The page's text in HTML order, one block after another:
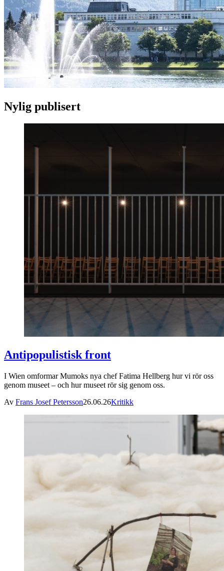
Nylig publisert
Antipopulistisk front
I Wien omformar Mumoks nya chef Fatima Hellberg hur vi rör oss
genom museet – och hur museet rör sig genom oss.
Av Frans Josef Petersson26.06.26Kritikk